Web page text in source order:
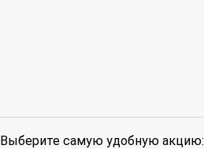
Выберите самую удобную акцию: